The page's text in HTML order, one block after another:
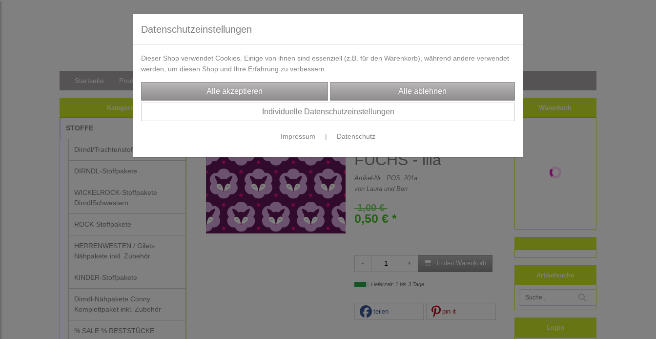
Startseite Produkte Versandkosten/Lieferzeit Kontakt / Öffnungszeiten Gutscheine Designbeispiele Impressum
Kategorien
STOFFE
Dirndl/Trachtenstoffe
DIRNDL-Stoffpakete
WICKELROCK-Stoffpakete
DirndlSchwestern
ROCK-Stoffpakete
HERRENWESTEN / Gilets
Nähpakete inkl. Zubehör
KINDER-Stoffpakete
Dirndl-Nähpakete Conny
Komplettpaket inkl. Zubehör
% SALE % RESTSTÜCKE
PAPETERIE
Postkarte - Frau
FUCHS - lila
Artikel-Nr.: POS_201a
von Laura und Ben
1,00 €
0,50 € *
in den Warenkorb
Lieferzeit: 1 bis 3 Tage
teilen pin it
Warenkorb
Artikelsuche
Login
Datenschutzeinstellungen
Dieser Shop verwendet Cookies. Einige von ihnen sind essenziell (z.B. für den Warenkorb), während andere verwendet
werden, um diesen Shop und Ihre Erfahrung zu verbessern.
Individuelle Datenschutzeinstellungen
Impressum | Datenschutz